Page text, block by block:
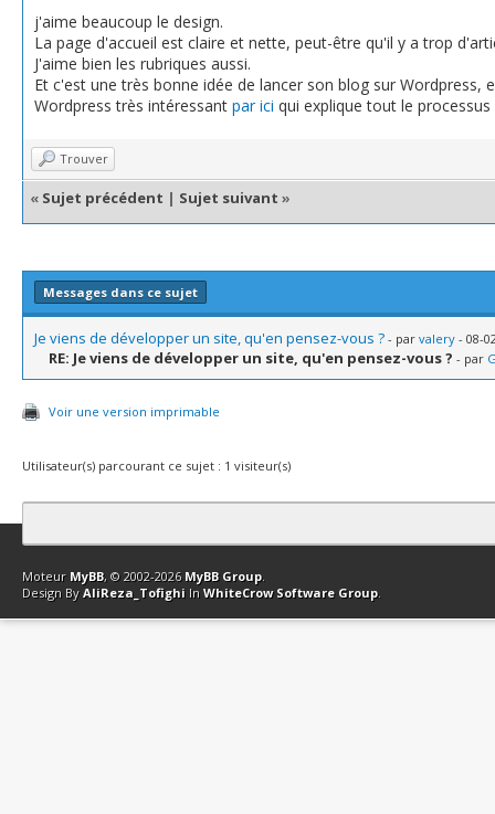
j'aime beaucoup le design.
La page d'accueil est claire et nette, peut-être qu'il y a trop
J'aime bien les rubriques aussi.
Et c'est une très bonne idée de lancer son blog sur
Wordpress très intéressant par ici qui explique tout le
Trouver
« Sujet précédent | Sujet suivant »
Messages dans ce sujet
Je viens de développer un site, qu'en pensez-vous ? - par valery - 08-
RE: Je viens de développer un site, qu'en pensez-vous ? - par
Voir une version imprimable
Utilisateur(s) parcourant ce sujet : 1 visiteur(s)
Contact Club Affiliation Retourner en haut Version bas-débit
Moteur MyBB, © 2002-2026 MyBB Group.
Design By AliReza_Tofighi In WhiteCrow Software Group.